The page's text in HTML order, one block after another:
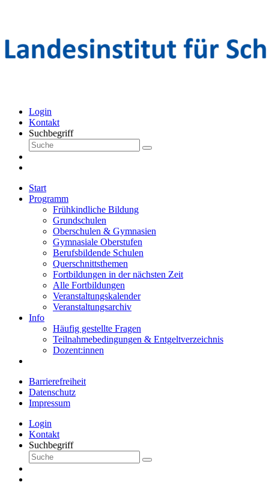
Login
Kontakt
Suchbegriff
Start
Programm
Frühkindliche Bildung
Grundschulen
Oberschulen & Gymnasien
Gymnasiale Oberstufen
Berufsbildende Schulen
Querschnittsthemen
Fortbildungen in der nächsten Zeit
Alle Fortbildungen
Veranstaltungskalender
Veranstaltungsarchiv
Info
Häufig gestellte Fragen
Teilnahmebedingungen & Entgeltverzeichnis
Dozent:innen
Barrierefreiheit
Datenschutz
Impressum
Login
Kontakt
Suchbegriff